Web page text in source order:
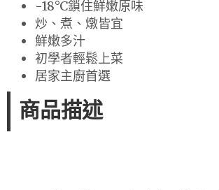
-18°C鎖住鮮嫩原味
炒、煮、燉皆宜
鮮嫩多汁
初學者輕鬆上菜
居家主廚首選
商品描述